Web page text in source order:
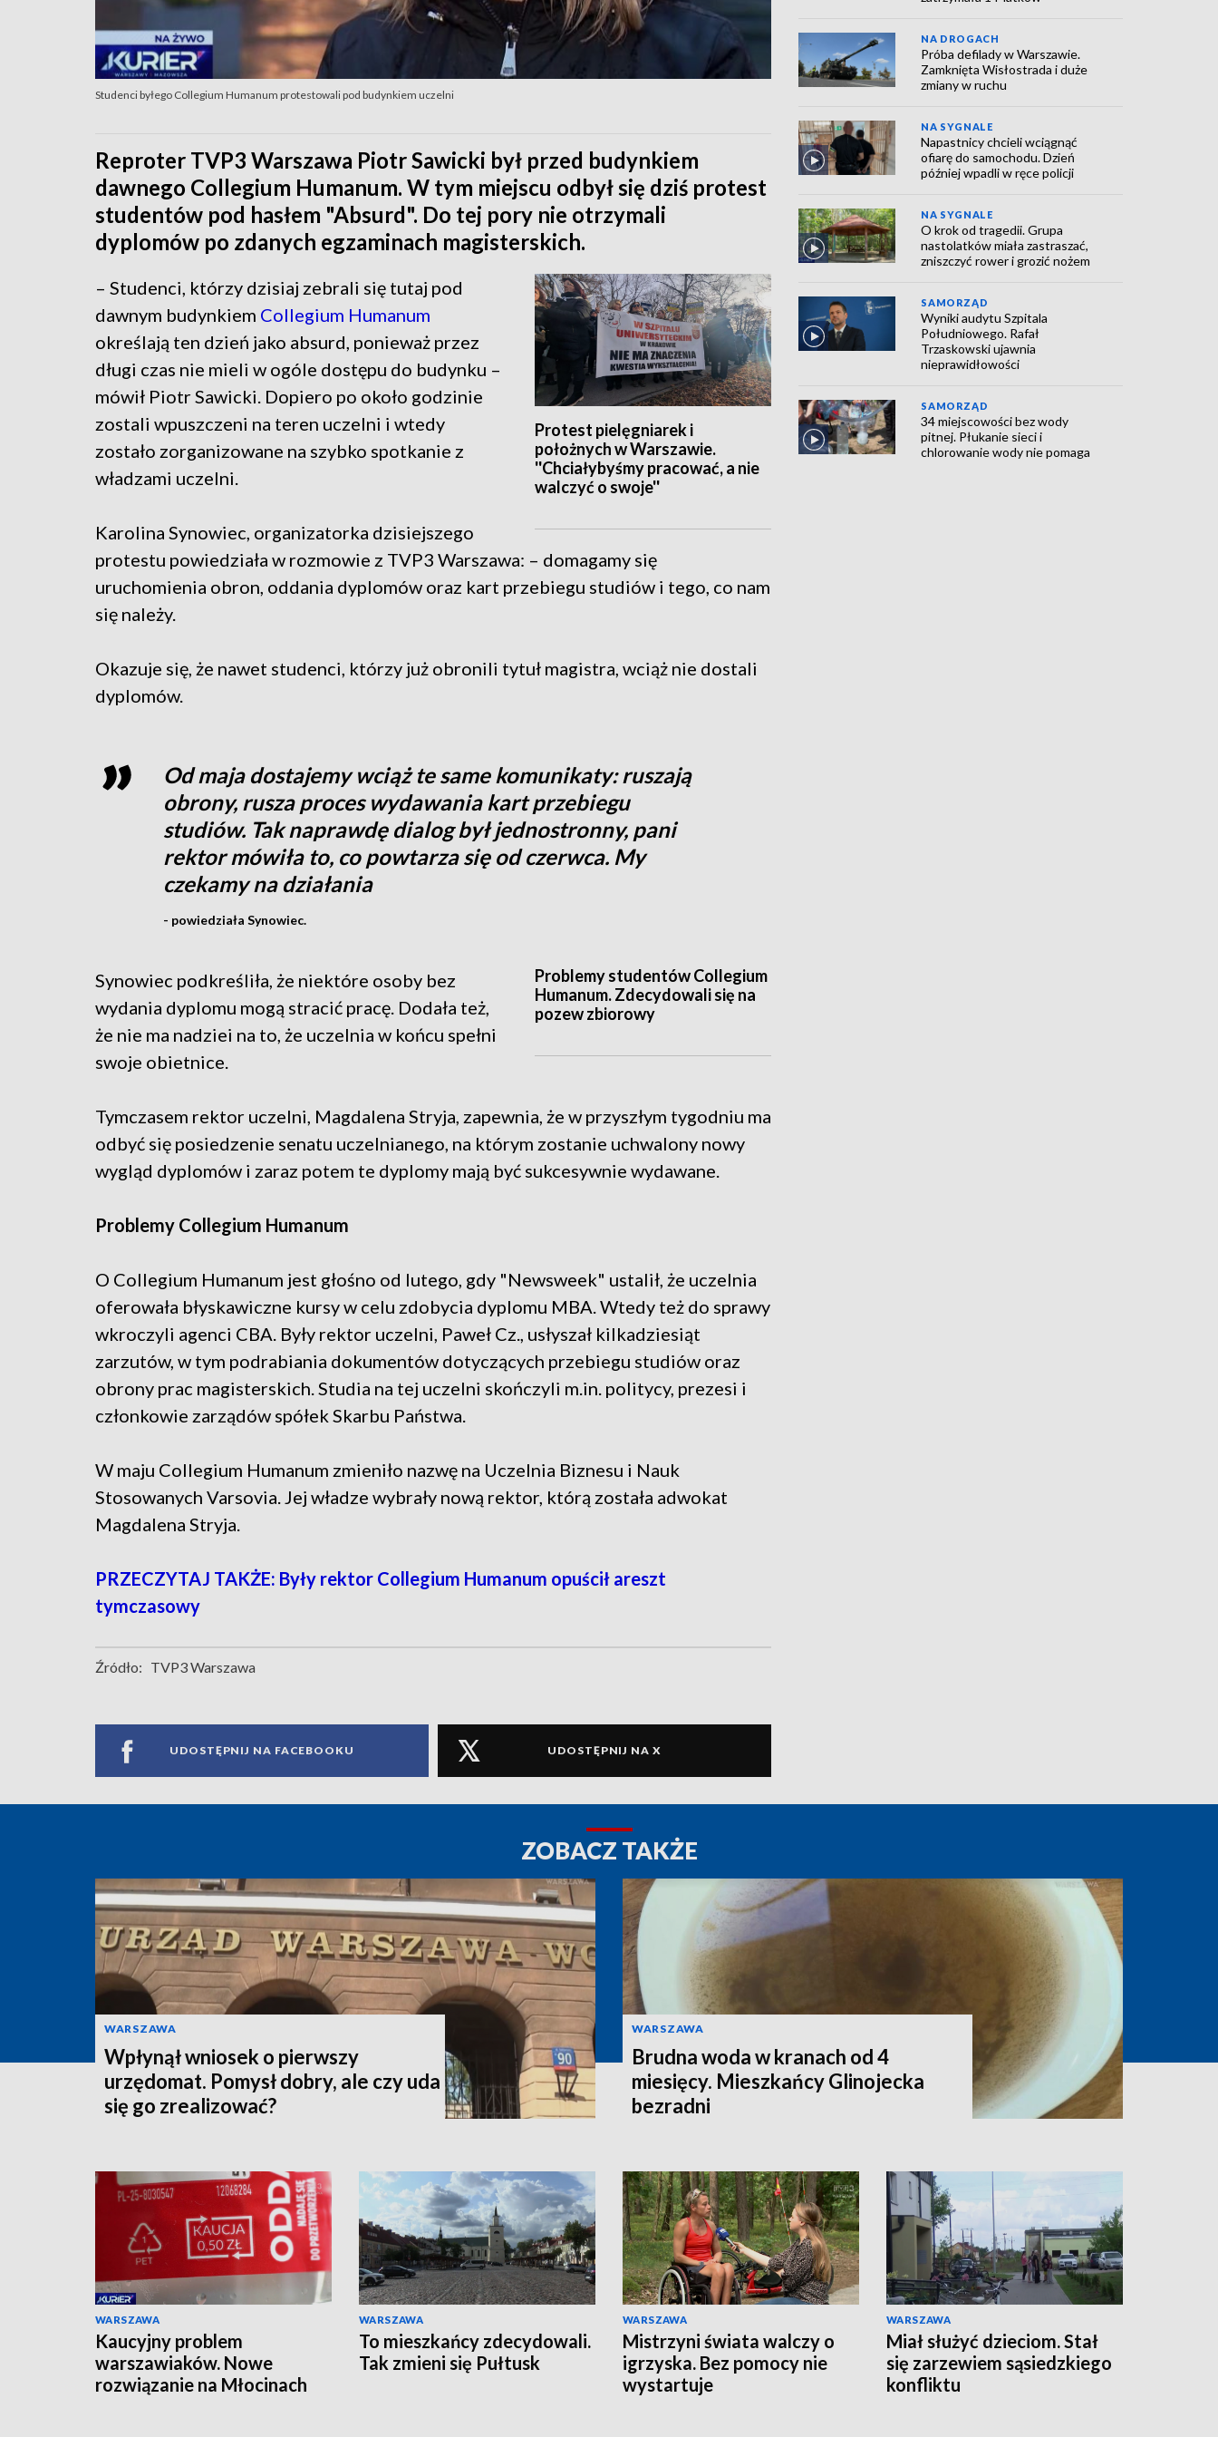
Studenci byłego Collegium Humanum protestowali pod budynkiem uczelni
Reproter TVP3 Warszawa Piotr Sawicki był przed budynkiem
dawnego Collegium Humanum. W tym miejscu odbył się dziś protest
studentów pod hasłem "Absurd". Do tej pory nie otrzymali
dyplomów po zdanych egzaminach magisterskich.
Protest pielęgniarek i
położnych w Warszawie.
''Chciałybyśmy pracować, a nie
walczyć o swoje''
– Studenci, którzy dzisiaj zebrali się tutaj pod
dawnym budynkiem Collegium Humanum
określają ten dzień jako absurd, ponieważ przez
długi czas nie mieli w ogóle dostępu do budynku –
mówił Piotr Sawicki. Dopiero po około godzinie
zostali wpuszczeni na teren uczelni i wtedy
zostało zorganizowane na szybko spotkanie z
władzami uczelni.
Karolina Synowiec, organizatorka dzisiejszego
protestu powiedziała w rozmowie z TVP3 Warszawa: – domagamy się
uruchomienia obron, oddania dyplomów oraz kart przebiegu studiów i tego, co nam
się należy.
Okazuje się, że nawet studenci, którzy już obronili tytuł magistra, wciąż nie dostali
dyplomów.
Od maja dostajemy wciąż te same komunikaty: ruszają
obrony, rusza proces wydawania kart przebiegu
studiów. Tak naprawdę dialog był jednostronny, pani
rektor mówiła to, co powtarza się od czerwca. My
czekamy na działania
- powiedziała Synowiec.
Problemy studentów Collegium
Humanum. Zdecydowali się na
pozew zbiorowy
Synowiec podkreśliła, że niektóre osoby bez
wydania dyplomu mogą stracić pracę. Dodała też,
że nie ma nadziei na to, że uczelnia w końcu spełni
swoje obietnice.
Tymczasem rektor uczelni, Magdalena Stryja, zapewnia, że w przyszłym tygodniu ma
odbyć się posiedzenie senatu uczelnianego, na którym zostanie uchwalony nowy
wygląd dyplomów i zaraz potem te dyplomy mają być sukcesywnie wydawane.
Problemy Collegium Humanum
O Collegium Humanum jest głośno od lutego, gdy "Newsweek" ustalił, że uczelnia
oferowała błyskawiczne kursy w celu zdobycia dyplomu MBA. Wtedy też do sprawy
wkroczyli agenci CBA. Były rektor uczelni, Paweł Cz., usłyszał kilkadziesiąt
zarzutów, w tym podrabiania dokumentów dotyczących przebiegu studiów oraz
obrony prac magisterskich. Studia na tej uczelni skończyli m.in. politycy, prezesi i
członkowie zarządów spółek Skarbu Państwa.
W maju Collegium Humanum zmieniło nazwę na Uczelnia Biznesu i Nauk
Stosowanych Varsovia. Jej władze wybrały nową rektor, którą została adwokat
Magdalena Stryja.
PRZECZYTAJ TAKŻE: Były rektor Collegium Humanum opuścił areszt
tymczasowy
Źródło: TVP3 Warszawa
UDOSTĘPNIJ NA FACEBOOKU UDOSTĘPNIJ NA X
NA DROGACH
Próba defilady w Warszawie.
Zamknięta Wisłostrada i duże
zmiany w ruchu
NA SYGNALE
Napastnicy chcieli wciągnąć
ofiarę do samochodu. Dzień
później wpadli w ręce policji
NA SYGNALE
O krok od tragedii. Grupa
nastolatków miała zastraszać,
zniszczyć rower i grozić nożem
SAMORZĄD
Wyniki audytu Szpitala
Południowego. Rafał
Trzaskowski ujawnia
nieprawidłowości
SAMORZĄD
34 miejscowości bez wody
pitnej. Płukanie sieci i
chlorowanie wody nie pomaga
ZOBACZ TAKŻE
WARSZAWA
Wpłynął wniosek o pierwszy
urzędomat. Pomysł dobry, ale czy uda
się go zrealizować?
WARSZAWA
Brudna woda w kranach od 4
miesięcy. Mieszkańcy Glinojecka
bezradni
WARSZAWA
Kaucyjny problem
warszawiaków. Nowe
rozwiązanie na Młocinach
WARSZAWA
To mieszkańcy zdecydowali.
Tak zmieni się Pułtusk
WARSZAWA
Mistrzyni świata walczy o
igrzyska. Bez pomocy nie
wystartuje
WARSZAWA
Miał służyć dzieciom. Stał
się zarzewiem sąsiedzkiego
konfliktu